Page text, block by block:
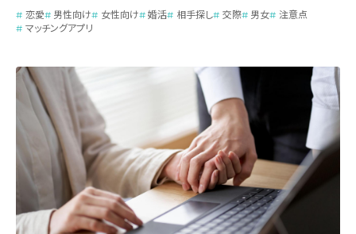
恋愛 男性向け 女性向け 婚活 相手探し 交際 男女
注意点
マッチングアプリ